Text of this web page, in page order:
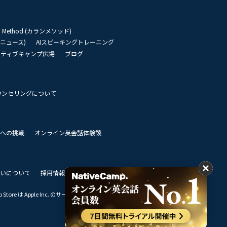
Method (カランメソッド)
ュース)
AIスピーキングトレーニング
ィブキャンプ広場
ブログ
ンセリングについて
の挑戦
オンライン英会話体験談
について 採用情報 私達のビジョン
は Apple Inc. のサービスマークです。